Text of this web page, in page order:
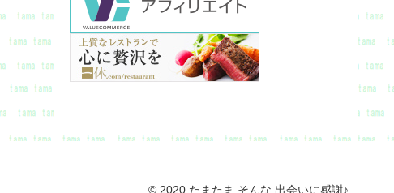
© 2020 たまたま そんな 出会いに感謝♪.